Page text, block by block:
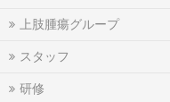
上肢腫瘍グループ
スタッフ
研修